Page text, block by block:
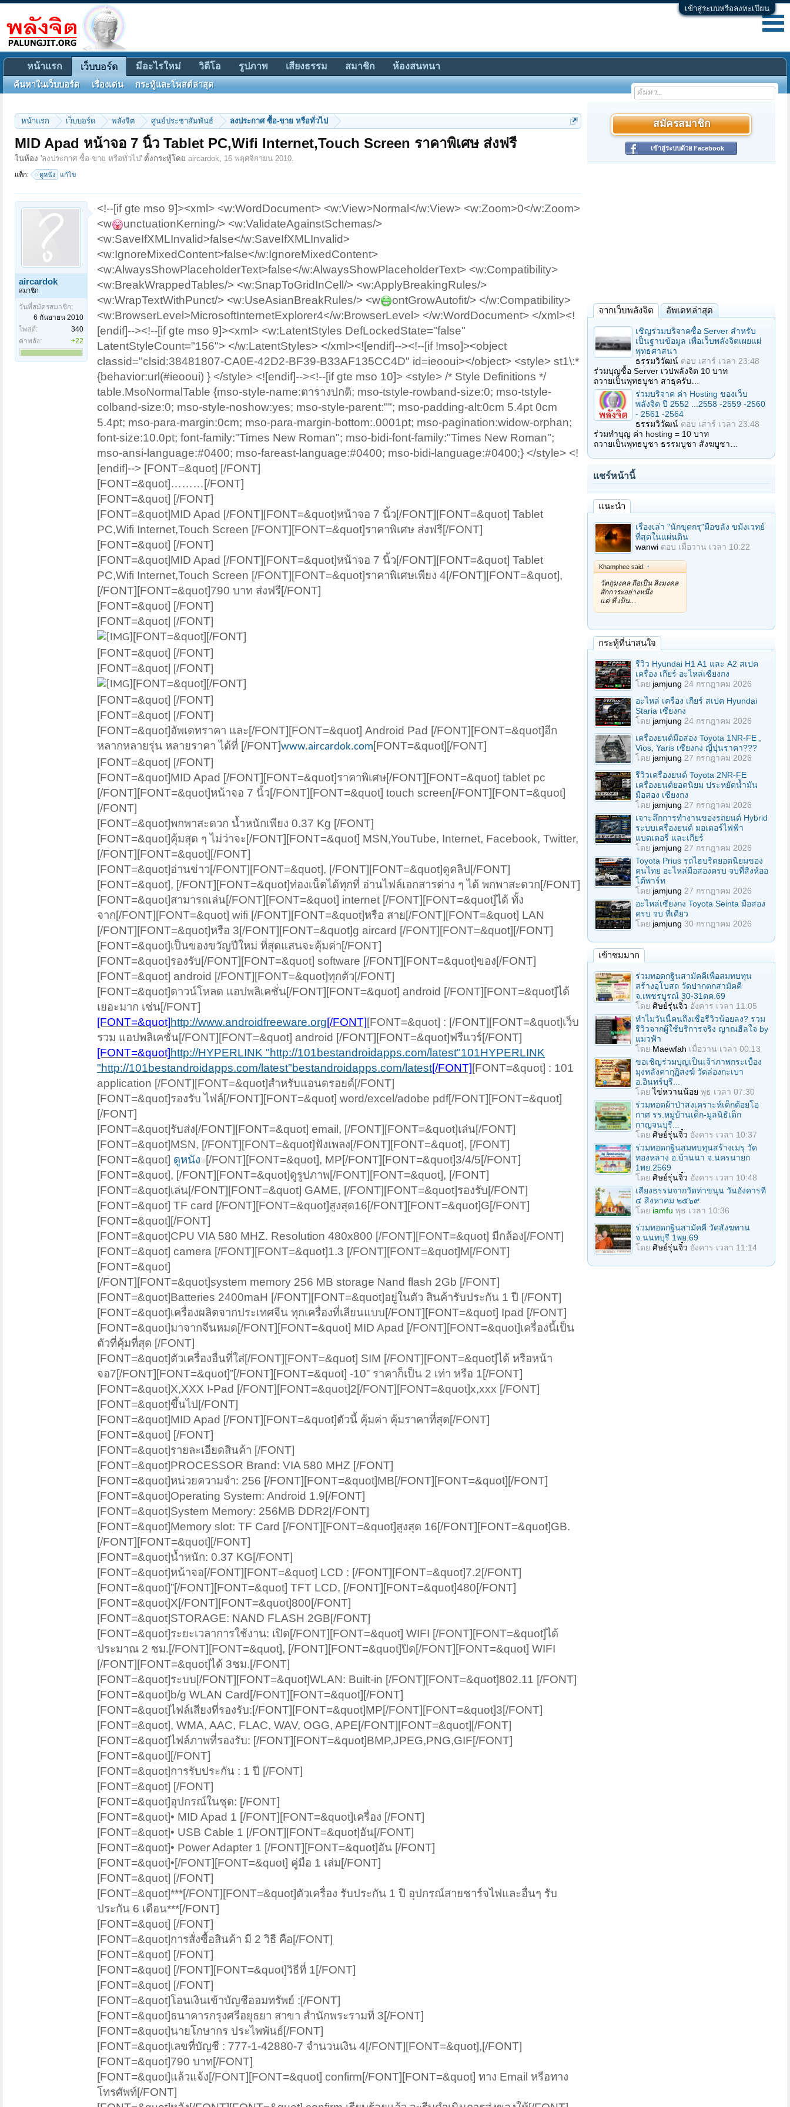
เข้าสู่ระบบหรือลงทะเบียน
หน้าแรก เว็บบอร์ด พลังจิต ศูนย์ประชาสัมพันธ์ ลงประกาศ ซื้อ-ขาย หรือทั่วไป
MID Apad หน้าจอ 7 นิ้ว Tablet PC,Wifi Internet,Touch Screen ราคาพิเศษ ส่งฟรี
ในห้อง 'ลงประกาศ ซื้อ-ขาย หรือทั่วไป' ตั้งกระทู้โดย aircardok, 16 พฤศจิกายน 2010.
แท็ก: ดูหนัง แก้ไข
aircardok
สมาชิก
วันที่สมัครสมาชิก:
6 กันยายน 2010
โพสต์:
340
ค่าพลัง:
+22
<!--[if gte mso 9]><xml> <w:WordDocument> <w:View>Normal</w:View> <w:Zoom>0</w:Zoom>
<w
unctuationKerning/> <w:ValidateAgainstSchemas/>
<w:SaveIfXMLInvalid>false</w:SaveIfXMLInvalid>
<w:IgnoreMixedContent>false</w:IgnoreMixedContent>
<w:AlwaysShowPlaceholderText>false</w:AlwaysShowPlaceholderText> <w:Compatibility>
<w:BreakWrappedTables/> <w:SnapToGridInCell/> <w:ApplyBreakingRules/>
<w:WrapTextWithPunct/> <w:UseAsianBreakRules/> <w
ontGrowAutofit/> </w:Compatibility>
<w:BrowserLevel>MicrosoftInternetExplorer4</w:BrowserLevel> </w:WordDocument> </xml><!
[endif]--><!--[if gte mso 9]><xml> <w:LatentStyles DefLockedState="false"
LatentStyleCount="156"> </w:LatentStyles> </xml><![endif]--><!--[if !mso]><object
classid="clsid:38481807-CA0E-42D2-BF39-B33AF135CC4D" id=ieooui></object> <style> st1\:*
{behavior:url(#ieooui) } </style> <![endif]--><!--[if gte mso 10]> <style> /* Style Definitions */
table.MsoNormalTable {mso-style-name:ตารางปกติ; mso-tstyle-rowband-size:0; mso-tstyle-
colband-size:0; mso-style-noshow:yes; mso-style-parent:""; mso-padding-alt:0cm 5.4pt 0cm
5.4pt; mso-para-margin:0cm; mso-para-margin-bottom:.0001pt; mso-pagination:widow-orphan;
font-size:10.0pt; font-family:"Times New Roman"; mso-bidi-font-family:"Times New Roman";
mso-ansi-language:#0400; mso-fareast-language:#0400; mso-bidi-language:#0400;} </style> <!
[endif]--> [FONT=&quot] [/FONT]
[FONT=&quot]………[/FONT]
[FONT=&quot] [/FONT]
[FONT=&quot]MID Apad [/FONT][FONT=&quot]หน้าจอ 7 นิ้ว[/FONT][FONT=&quot] Tablet
PC,Wifi Internet,Touch Screen [/FONT][FONT=&quot]ราคาพิเศษ ส่งฟรี[/FONT]
[FONT=&quot] [/FONT]
[FONT=&quot]MID Apad [/FONT][FONT=&quot]หน้าจอ 7 นิ้ว[/FONT][FONT=&quot] Tablet
PC,Wifi Internet,Touch Screen [/FONT][FONT=&quot]ราคาพิเศษเพียง 4[/FONT][FONT=&quot],
[/FONT][FONT=&quot]790 บาท ส่งฟรี[/FONT]
[FONT=&quot] [/FONT]
[FONT=&quot] [/FONT]
[FONT=&quot][/FONT]
[FONT=&quot] [/FONT]
[FONT=&quot] [/FONT]
[FONT=&quot][/FONT]
[FONT=&quot] [/FONT]
[FONT=&quot] [/FONT]
[FONT=&quot]อัพเดทราคา และ[/FONT][FONT=&quot] Android Pad [/FONT][FONT=&quot]อีก
หลากหลายรุ่น หลายราคา ได้ที่ [/FONT]www.aircardok.com [FONT=&quot][/FONT]
[FONT=&quot] [/FONT]
[FONT=&quot]MID Apad [/FONT][FONT=&quot]ราคาพิเศษ[/FONT][FONT=&quot] tablet pc
[/FONT][FONT=&quot]หน้าจอ 7 นิ้ว[/FONT][FONT=&quot] touch screen[/FONT][FONT=&quot]
[/FONT]
[FONT=&quot]พกพาสะดวก น้ำหนักเพียง 0.37 Kg [/FONT]
[FONT=&quot]คุ้มสุด ๆ ไม่ว่าจะ[/FONT][FONT=&quot] MSN,YouTube, Internet, Facebook, Twitter,
[/FONT][FONT=&quot][/FONT]
[FONT=&quot]อ่านข่าว[/FONT][FONT=&quot], [/FONT][FONT=&quot]ดูคลิป[/FONT]
[FONT=&quot], [/FONT][FONT=&quot]ท่องเน็ตได้ทุกที่ อ่านไฟล์เอกสารต่าง ๆ ได้ พกพาสะดวก[/FONT]
[FONT=&quot]สามารถเล่น[/FONT][FONT=&quot] internet [/FONT][FONT=&quot]ได้ ทั้ง
จาก[/FONT][FONT=&quot] wifi [/FONT][FONT=&quot]หรือ สาย[/FONT][FONT=&quot] LAN
[/FONT][FONT=&quot]หรือ 3[/FONT][FONT=&quot]g aircard [/FONT][FONT=&quot][/FONT]
[FONT=&quot]เป็นของขวัญปีใหม่ ที่สุดแสนจะคุ้มค่า[/FONT]
[FONT=&quot]รองรับ[/FONT][FONT=&quot] software [/FONT][FONT=&quot]ของ[/FONT]
[FONT=&quot] android [/FONT][FONT=&quot]ทุกตัว[/FONT]
[FONT=&quot]ดาวน์โหลด แอปพลิเคชั่น[/FONT][FONT=&quot] android [/FONT][FONT=&quot]ได้
เยอะมาก เช่น[/FONT]
[FONT=&quot] http://www.androidfreeware.org[/FONT] [FONT=&quot] : [/FONT][FONT=&quot]เว็บ
รวม แอปพลิเคชั่น[/FONT][FONT=&quot] android [/FONT][FONT=&quot]ฟรีแวร์[/FONT]
[FONT=&quot] http://HYPERLINK "http://101bestandroidapps.com/latest"101HYPERLINK
"http://101bestandroidapps.com/latest"bestandroidapps.com/latest[/FONT] [FONT=&quot] : 101
application [/FONT][FONT=&quot]สำหรับแอนดรอยด์[/FONT]
[FONT=&quot]รองรับ ไฟล์[/FONT][FONT=&quot] word/excel/adobe pdf[/FONT][FONT=&quot]
[/FONT]
[FONT=&quot]รับส่ง[/FONT][FONT=&quot] email, [/FONT][FONT=&quot]เล่น[/FONT]
[FONT=&quot]MSN, [/FONT][FONT=&quot]ฟังเพลง[/FONT][FONT=&quot], [/FONT]
[FONT=&quot] ดูหนัง
[/FONT][FONT=&quot], MP[/FONT][FONT=&quot]3/4/5[/FONT]
[FONT=&quot], [/FONT][FONT=&quot]ดูรูปภาพ[/FONT][FONT=&quot], [/FONT]
[FONT=&quot]เล่น[/FONT][FONT=&quot] GAME, [/FONT][FONT=&quot]รองรับ[/FONT]
[FONT=&quot] TF card [/FONT][FONT=&quot]สูงสุด16[/FONT][FONT=&quot]G[/FONT]
[FONT=&quot][/FONT]
[FONT=&quot]CPU VIA 580 MHZ. Resolution 480x800 [/FONT][FONT=&quot] มีกล้อง[/FONT]
[FONT=&quot] camera [/FONT][FONT=&quot]1.3 [/FONT][FONT=&quot]M[/FONT]
[FONT=&quot]
[/FONT][FONT=&quot]system memory 256 MB storage Nand flash 2Gb [/FONT]
[FONT=&quot]Batteries 2400maH [/FONT][FONT=&quot]อยู่ในตัว สินค้ารับประกัน 1 ปี [/FONT]
[FONT=&quot]เครื่องผลิตจากประเทศจีน ทุกเครื่องที่เลียนแบบ[/FONT][FONT=&quot] Ipad [/FONT]
[FONT=&quot]มาจากจีนหมด[/FONT][FONT=&quot] MID Apad [/FONT][FONT=&quot]เครื่องนี้เป็น
ตัวที่คุ้มที่สุด [/FONT]
[FONT=&quot]ตัวเครื่องอื่นที่ใส่[/FONT][FONT=&quot] SIM [/FONT][FONT=&quot]ได้ หรือหน้า
จอ7[/FONT][FONT=&quot]”[/FONT][FONT=&quot] -10” ราคาก็เป็น 2 เท่า หรือ 1[/FONT]
[FONT=&quot]X,XXX I-Pad [/FONT][FONT=&quot]2[/FONT][FONT=&quot]x,xxx [/FONT]
[FONT=&quot]ขึ้นไป[/FONT]
[FONT=&quot]MID Apad [/FONT][FONT=&quot]ตัวนี้ คุ้มค่า คุ้มราคาที่สุด[/FONT]
[FONT=&quot] [/FONT]
[FONT=&quot]รายละเอียดสินค้า [/FONT]
[FONT=&quot]PROCESSOR Brand: VIA 580 MHZ [/FONT]
[FONT=&quot]หน่วยความจำ: 256 [/FONT][FONT=&quot]MB[/FONT][FONT=&quot][/FONT]
[FONT=&quot]Operating System: Android 1.9[/FONT]
[FONT=&quot]System Memory: 256MB DDR2[/FONT]
[FONT=&quot]Memory slot: TF Card [/FONT][FONT=&quot]สูงสุด 16[/FONT][FONT=&quot]GB.
[/FONT][FONT=&quot][/FONT]
[FONT=&quot]น้ำหนัก: 0.37 KG[/FONT]
[FONT=&quot]หน้าจอ[/FONT][FONT=&quot] LCD : [/FONT][FONT=&quot]7.2[/FONT]
[FONT=&quot]”[/FONT][FONT=&quot] TFT LCD, [/FONT][FONT=&quot]480[/FONT]
[FONT=&quot]X[/FONT][FONT=&quot]800[/FONT]
[FONT=&quot]STORAGE: NAND FLASH 2GB[/FONT]
[FONT=&quot]ระยะเวลาการใช้งาน: เปิด[/FONT][FONT=&quot] WIFI [/FONT][FONT=&quot]ได้
ประมาณ 2 ชม.[/FONT][FONT=&quot], [/FONT][FONT=&quot]ปิด[/FONT][FONT=&quot] WIFI
[/FONT][FONT=&quot]ได้ 3ชม.[/FONT]
[FONT=&quot]ระบบ[/FONT][FONT=&quot]WLAN: Built-in [/FONT][FONT=&quot]802.11 [/FONT]
[FONT=&quot]b/g WLAN Card[/FONT][FONT=&quot][/FONT]
[FONT=&quot]ไฟล์เสียงที่รองรับ:[/FONT][FONT=&quot]MP[/FONT][FONT=&quot]3[/FONT]
[FONT=&quot], WMA, AAC, FLAC, WAV, OGG, APE[/FONT][FONT=&quot][/FONT]
[FONT=&quot]ไฟล์ภาพที่รองรับ: [/FONT][FONT=&quot]BMP,JPEG,PNG,GIF[/FONT]
[FONT=&quot][/FONT]
[FONT=&quot]การรับประกัน : 1 ปี [/FONT]
[FONT=&quot] [/FONT]
[FONT=&quot]อุปกรณ์ในชุด: [/FONT]
[FONT=&quot]• MID Apad 1 [/FONT][FONT=&quot]เครื่อง [/FONT]
[FONT=&quot]• USB Cable 1 [/FONT][FONT=&quot]อัน[/FONT]
[FONT=&quot]• Power Adapter 1 [/FONT][FONT=&quot]อัน [/FONT]
[FONT=&quot]•[/FONT][FONT=&quot] คู่มือ 1 เล่ม[/FONT]
[FONT=&quot] [/FONT]
[FONT=&quot]***[/FONT][FONT=&quot]ตัวเครื่อง รับประกัน 1 ปี อุปกรณ์สายชาร์จไฟและอื่นๆ รับ
ประกัน 6 เดือน***[/FONT]
[FONT=&quot] [/FONT]
[FONT=&quot]การสั่งซื้อสินค้า มี 2 วิธี คือ[/FONT]
[FONT=&quot] [/FONT]
[FONT=&quot] [/FONT][FONT=&quot]วิธีที่ 1[/FONT]
[FONT=&quot] [/FONT]
[FONT=&quot]โอนเงินเข้าบัญชีออมทรัพย์ :[/FONT]
[FONT=&quot]ธนาคารกรุงศรีอยุธยา สาขา สำนักพระรามที่ 3[/FONT]
[FONT=&quot]นายโกษากร ประไพพันธ์[/FONT]
[FONT=&quot]เลขที่บัญชี : 777-1-42880-7 จำนวนเงิน 4[/FONT][FONT=&quot],[/FONT]
[FONT=&quot]790 บาท[/FONT]
[FONT=&quot]แล้วแจ้ง[/FONT][FONT=&quot] confirm[/FONT][FONT=&quot] ทาง Email หรือทาง
โทรศัพท์[/FONT]
สมัครสมาชิก
เข้าสู่ระบบด้วย Facebook
จากเว็บพลังจิต อัพเดทล่าสุด
เชิญร่วมบริจาคซื้อ Server สำหรับ
เป็นฐานข้อมูล เพื่อเว็บพลังจิตเผยแผ่
พุทธศาสนา
ธรรมวิวัฒน์ ตอบ เสาร์ เวลา 23:48
ร่วมบุญซื้อ Server เวปพลังจิต 10 บาท
ถวายเป็นพุทธบูชา สาธุครับ…
ร่วมบริจาค ค่า Hosting ของเว็บ
พลังจิต ปี 2552 ...2558 -2559 -2560
- 2561 -2564
ธรรมวิวัฒน์ ตอบ เสาร์ เวลา 23:48
ร่วมทำบุญ ค่า hosting = 10 บาท
ถวายเป็นพุทธบูชา ธรรมบูชา สังฆบูชา…
แชร์หน้านี้
แนะนำ
เรื่องเล่า "นักขุดกรุ"มือขลัง ขมังเวทย์
ที่สุดในแผ่นดิน
wanwi ตอบ เมื่อวาน เวลา 10:22
Khamphee said: ↑
วัตถุมงคล ถือเป็น สิ่งมงคล
สักการะอย่างหนึ่ง
แต่ ที่ เป็น…
กระทู้ที่น่าสนใจ
รีวิว Hyundai H1 A1 และ A2 สเปค
เครื่อง เกียร์ อะไหล่เซียงกง
โดย jamjung 24 กรกฎาคม 2026
อะไหล่ เครื่อง เกียร์ สเปค Hyundai
Staria เซียงกง
โดย jamjung 24 กรกฎาคม 2026
เครื่องยนต์มือสอง Toyota 1NR-FE ,
Vios, Yaris เซียงกง ญี่ปุ่นราคา???
โดย jamjung 27 กรกฎาคม 2026
รีวิวเครื่องยนต์ Toyota 2NR-FE
เครื่องยนต์ยอดนิยม ประหยัดน้ำมัน
มือสอง เซียงกง
โดย jamjung 27 กรกฎาคม 2026
เจาะลึกการทำงานของรถยนต์ Hybrid
ระบบเครื่องยนต์ มอเตอร์ไฟฟ้า
แบตเตอรี่ และเกียร์
โดย jamjung 27 กรกฎาคม 2026
Toyota Prius รถไฮบริดยอดนิยมของ
คนไทย อะไหล่มือสองครบ จบที่สิงห์ออ
โต้พาร์ท
โดย jamjung 27 กรกฎาคม 2026
อะไหล่เซียงกง Toyota Seinta มือสอง
ครบ จบ ที่เดียว
โดย jamjung 30 กรกฎาคม 2026
เข้าชมมาก
ร่วมทอดกฐินสามัคคีเพื่อสมทบทุน
สร้างอุโบสถ วัดปากตกสามัคคี
จ.เพชรบูรณ์ 30-31ตค.69
โดย ศิษย์รุ่นจิ๋ว อังคาร เวลา 11:05
ทำไมวันนี้คนถึงเชื่อรีวิวน้อยลง? รวม
รีวิวจากผู้ใช้บริการจริง ญาณฮีลใจ by
แมวฟ้า
โดย Maewfah เมื่อวาน เวลา 00:13
ขอเชิญร่วมบุญเป็นเจ้าภาพกระเบื้อง
มุงหลังคากุฏิสงฆ์ วัดล่องกะเบา
อ.อินทร์บุรี...
โดยไข่หวานน้อย พุธ เวลา 07:30
ร่วมทอดผ้าป่าสงเคราะห์เด็กด้อยโอ
กาศ รร.หมู่บ้านเด็ก-มูลนิธิเด็ก
กาญจนบุรี...
โดย ศิษย์รุ่นจิ๋ว อังคาร เวลา 10:37
ร่วมทอดกฐินสมทบทุนสร้างเมรุ วัด
ทองหลาง อ.บ้านนา จ.นครนายก
1พย.2569
โดย ศิษย์รุ่นจิ๋ว อังคาร เวลา 10:48
เสียงธรรมจากวัดท่าขนุน วันอังคารที่
๔ สิงหาคม ๒๕๖๙
โดย iamfu พุธ เวลา 10:36
ร่วมทอดกฐินสามัคคี วัดสังฆทาน
จ.นนทบุรี 1พย.69
โดย ศิษย์รุ่นจิ๋ว อังคาร เวลา 11:14
หน้าแรก เว็บบอร์ด
ค้นหาในเว็บบอร์ด เรื่องเด่น กระทู้และโพสต์ล่าสุด
มีอะไรใหม่ วิดีโอ รูปภาพ เสียงธรรม สมาชิก ห้องสนทนา